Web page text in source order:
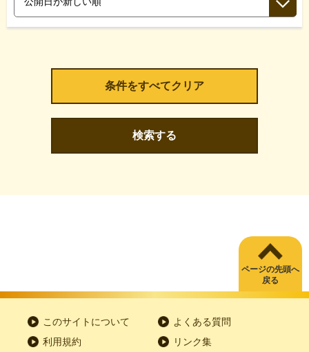
検索する
ページの先頭へ
戻る
このサイトについて
よくある質問
利用規約
リンク集